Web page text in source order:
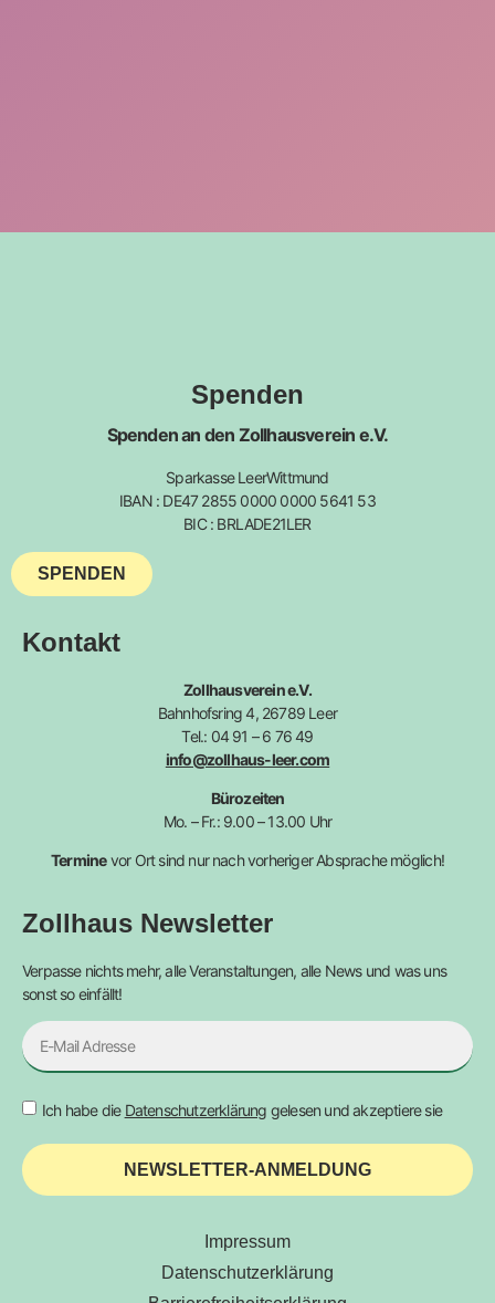
Spenden
Spenden an den Zollhausverein e.V.
Sparkasse LeerWittmund
IBAN : DE47 2855 0000 0000 5641 53
BIC : BRLADE21LER
SPENDEN
Kontakt
Zollhausverein e.V.
Bahnhofsring 4, 26789 Leer
Tel.: 04 91 – 6 76 49
info@zollhaus-leer.com
Bürozeiten
Mo. – Fr.: 9.00 – 13.00 Uhr
Terminevor Ort sind nur nach vorheriger Absprache möglich!
Zollhaus Newsletter
Verpasse nichts mehr, alle Veranstaltungen, alle News und was uns
sonst so einfällt!
Ich habe die Datenschutzerklärung gelesen und akzeptiere sie
NEWSLETTER-ANMELDUNG
Impressum
Datenschutzerklärung